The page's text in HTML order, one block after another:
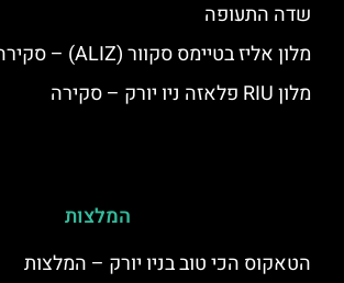
שדה התעופה
מלון אליז בטיימס סקוור (ALIZ) – סקירה
מלון RIU פלאזה ניו יורק – סקירה
המלצות
הטאקוס הכי טוב בניו יורק – המלצות